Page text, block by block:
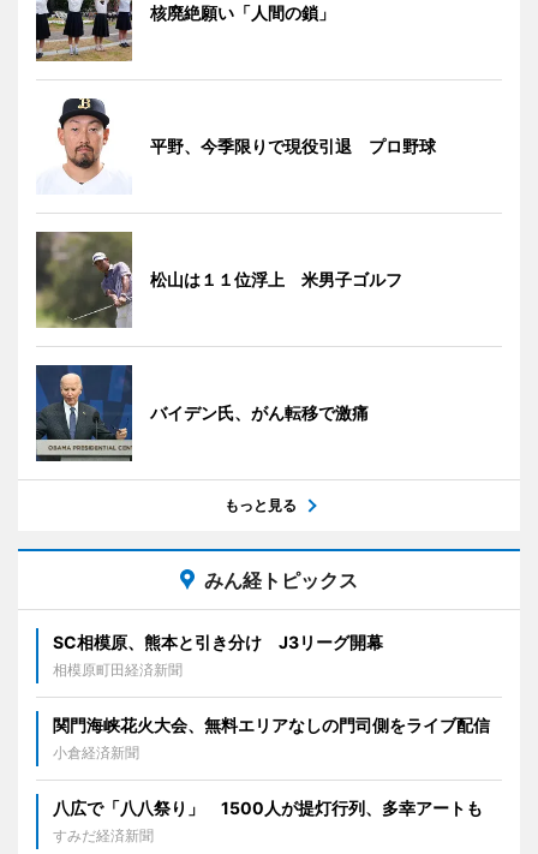
核廃絶願い「人間の鎖」
平野、今季限りで現役引退 プロ野球
松山は１１位浮上 米男子ゴルフ
バイデン氏、がん転移で激痛
もっと見る
みん経トピックス
SC相模原、熊本と引き分け J3リーグ開幕
相模原町田経済新聞
関門海峡花火大会、無料エリアなしの門司側をライブ配信
小倉経済新聞
八広で「八八祭り」 1500人が提灯行列、多幸アートも
すみだ経済新聞